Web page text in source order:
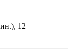
12+